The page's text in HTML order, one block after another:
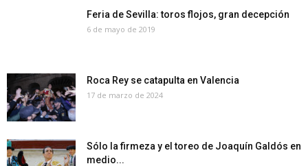
Feria de Sevilla: toros flojos, gran decepción
6 de mayo de 2019
Roca Rey se catapulta en Valencia
17 de marzo de 2024
Sólo la firmeza y el toreo de Joaquín Galdós en
medio...